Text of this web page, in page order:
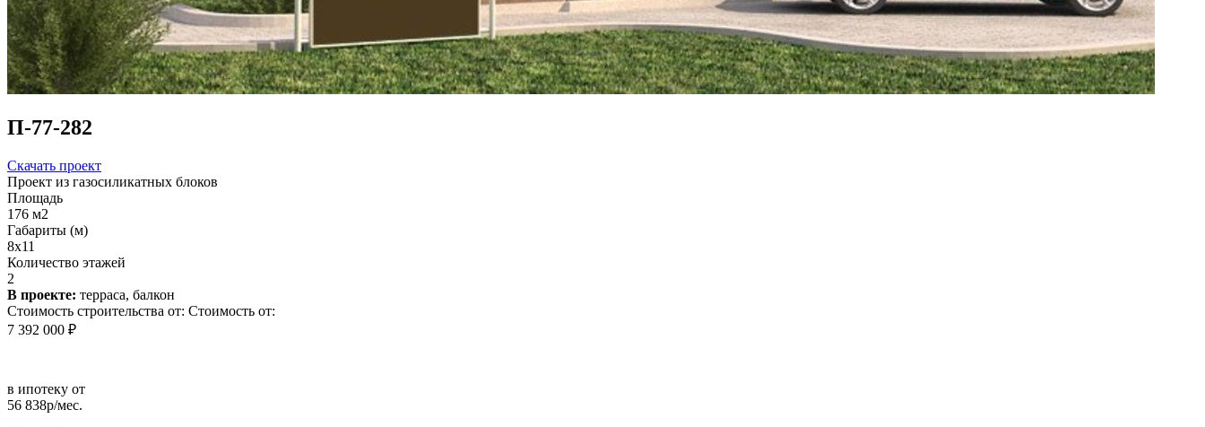
П-77-282
Скачать проект
Проект из газосиликатных блоков
Площадь
176 м2
Габариты (м)
8x11
Количество этажей
2
В проекте: терраса, балкон
Стоимость строительства от: Стоимость от:
7 392 000 ₽
в ипотеку от
56 838р/мес.